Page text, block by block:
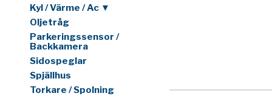
Kyl / Värme / Ac ▼
Oljetråg
Parkeringssensor /
Backkamera
Sidospeglar
Spjällhus
Torkare / Spolning